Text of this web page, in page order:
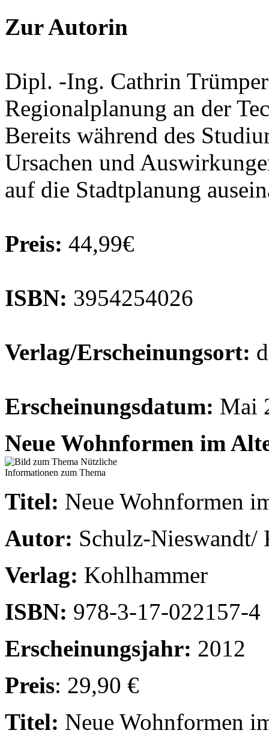
Zur Autorin
Dipl. -Ing. Cathrin
Regionalplanung an der
Bereits während des
Ursachen und
auf die Stadtplanung
Preis: 44,99€
ISBN: 3954254026
Verlag/Erscheinungsort:
Erscheinungsdatum: Mai
Neue Wohnformen im
Titel: Neue Wohnformen
Autor: Schulz-Nieswandt/
Verlag: Kohlhammer
ISBN: 978-3-17-022157-4
Erscheinungsjahr: 2012
Preis: 29,90 €
Titel: Neue Wohnformen